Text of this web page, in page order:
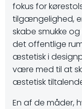
fokus for
tilgængelighed,
skabe smukke
det offentlige
æstetisk i
være med til at
æstetisk
En af de måder,